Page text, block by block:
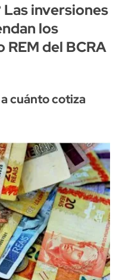
inversiones
los
del BCRA
cuánto cotiza